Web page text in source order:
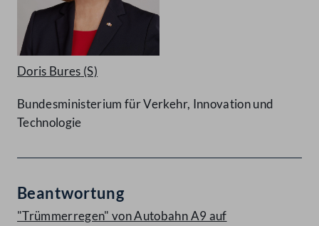
Doris Bures (S)
Bundesministerium für Verkehr, Innovation und
Technologie
Beantwortung
"Trümmerregen" von Autobahn A9 auf